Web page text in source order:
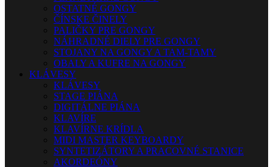
OSTATNÉ GONGY
ČÍNSKE ČINELY
PALIČKY PRE GONGY
NÁHRADNÉ DIELY PRE GONGY
STOJANY NA GONGY A TAM-TAMY
OBALY A KUFRE NA GONGY
KLÁVESY
KLÁVESY
STAGE PIÁNA
DIGITÁLNE PIÁNA
KLAVÍRE
KLAVÍRNE KRÍDLA
MIDI MASTER KEYBOARDY
SYNTETIZÁTORY A PRACOVNÉ STANICE
AKORDEÓNY